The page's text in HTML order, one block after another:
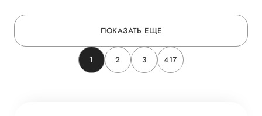
ПОКАЗАТЬ ЕЩЕ
1 2 3 417